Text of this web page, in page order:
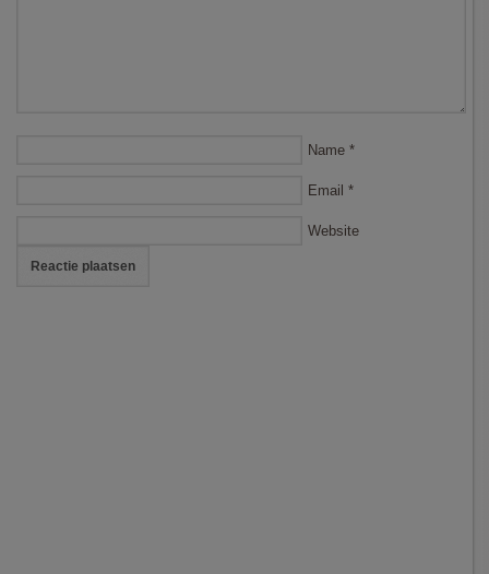
Name *
Email *
Website